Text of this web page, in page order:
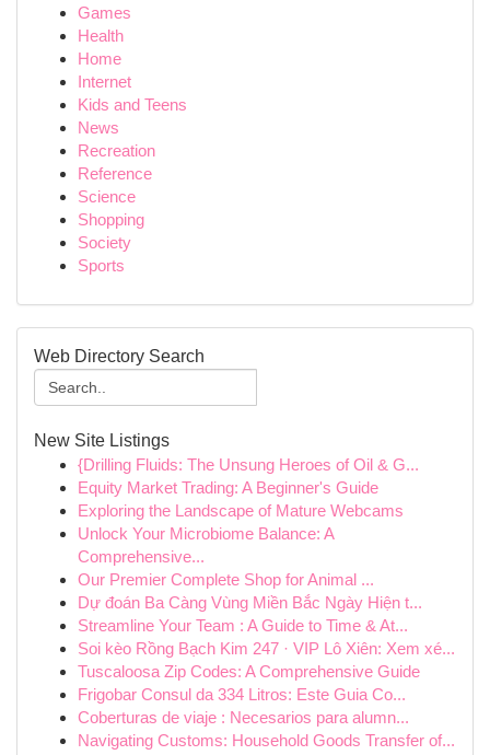
Games
Health
Home
Internet
Kids and Teens
News
Recreation
Reference
Science
Shopping
Society
Sports
Web Directory Search
New Site Listings
{Drilling Fluids: The Unsung Heroes of Oil & G...
Equity Market Trading: A Beginner's Guide
Exploring the Landscape of Mature Webcams
Unlock Your Microbiome Balance: A
Comprehensive...
Our Premier Complete Shop for Animal ...
Dự đoán Ba Càng Vùng Miền Bắc Ngày Hiện t...
Streamline Your Team : A Guide to Time & At...
Soi kèo Rồng Bạch Kim 247 · VIP Lô Xiên: Xem xé...
Tuscaloosa Zip Codes: A Comprehensive Guide
Frigobar Consul da 334 Litros: Este Guia Co...
Coberturas de viaje : Necesarios para alumn...
Navigating Customs: Household Goods Transfer of...